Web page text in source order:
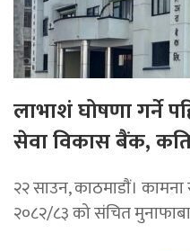
लाभाशं घोषणा गर्ने
सेवा विकास बैंक,
२२ साउन, काठमाडाैं।
२०८२/८३ को संचित